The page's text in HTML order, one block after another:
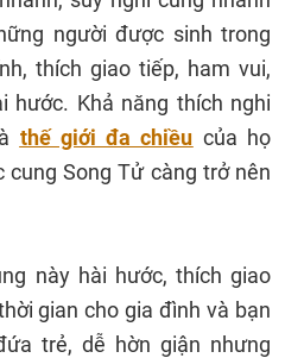
người được sinh trong
thích giao tiếp, ham vui,
hước. Khả năng thích nghi
thế giới đa chiều của họ
cung Song Tử càng trở nên
này hài hước, thích giao
gian cho gia đình và bạn
trẻ, dễ hờn giận nhưng